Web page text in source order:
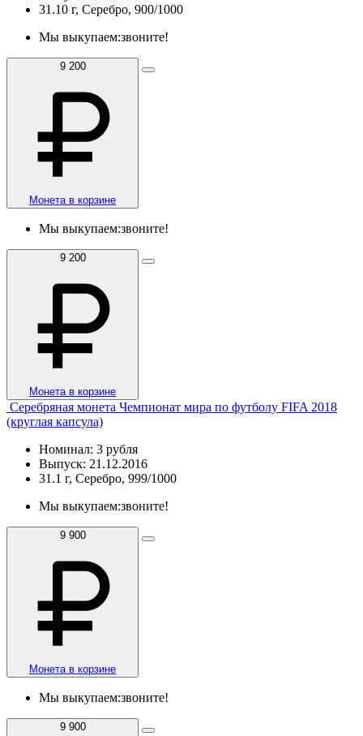
31.10 г, Серебро, 900/1000
Мы выкупаем:звоните!
9 200
Монета в корзине
Мы выкупаем:звоните!
9 200
Монета в корзине
Серебряная монета Чемпионат мира по футболу FIFA 2018
(круглая капсула)
Номинал: 3 рубля
Выпуск: 21.12.2016
31.1 г, Серебро, 999/1000
Мы выкупаем:звоните!
9 900
Монета в корзине
Мы выкупаем:звоните!
9 900